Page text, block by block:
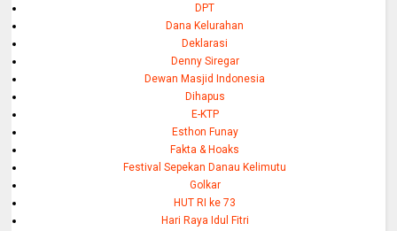
DPT
Dana Kelurahan
Deklarasi
Denny Siregar
Dewan Masjid Indonesia
Dihapus
E-KTP
Esthon Funay
Fakta & Hoaks
Festival Sepekan Danau Kelimutu
Golkar
HUT RI ke 73
Hari Raya Idul Fitri